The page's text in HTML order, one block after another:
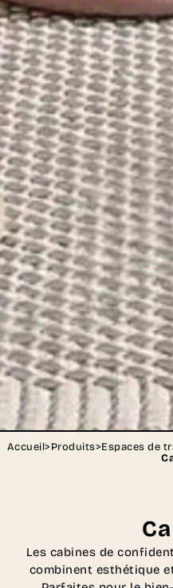
Accueil>Produits>Espaces de
Les cabines de
combinent esthétique